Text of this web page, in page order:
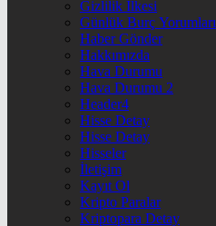
Gizlilik İlkesi
Günlük Burç Yorumları
Haber Gönder
Hakkımızda
Hava Durumu
Hava Durumu 2
Header4
Hisse Detay
Hisse Detay
Hisseler
İletişim
Kayıt Ol
Kripto Paralar
Kriptopara Detay